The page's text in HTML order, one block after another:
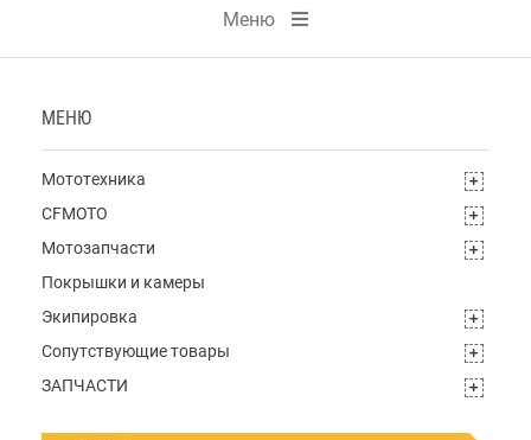
Меню
МЕНЮ
Мототехника
CFMOTO
Мотозапчасти
Покрышки и камеры
Экипировка
Сопутствующие товары
ЗАПЧАСТИ